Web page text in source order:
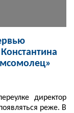
директор
реже. В